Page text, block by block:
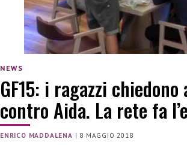
NEWS
GF15: i ragazzi
contro Aida. La rete fa
ENRICO MADDALENA | 8 MAGGIO 2018